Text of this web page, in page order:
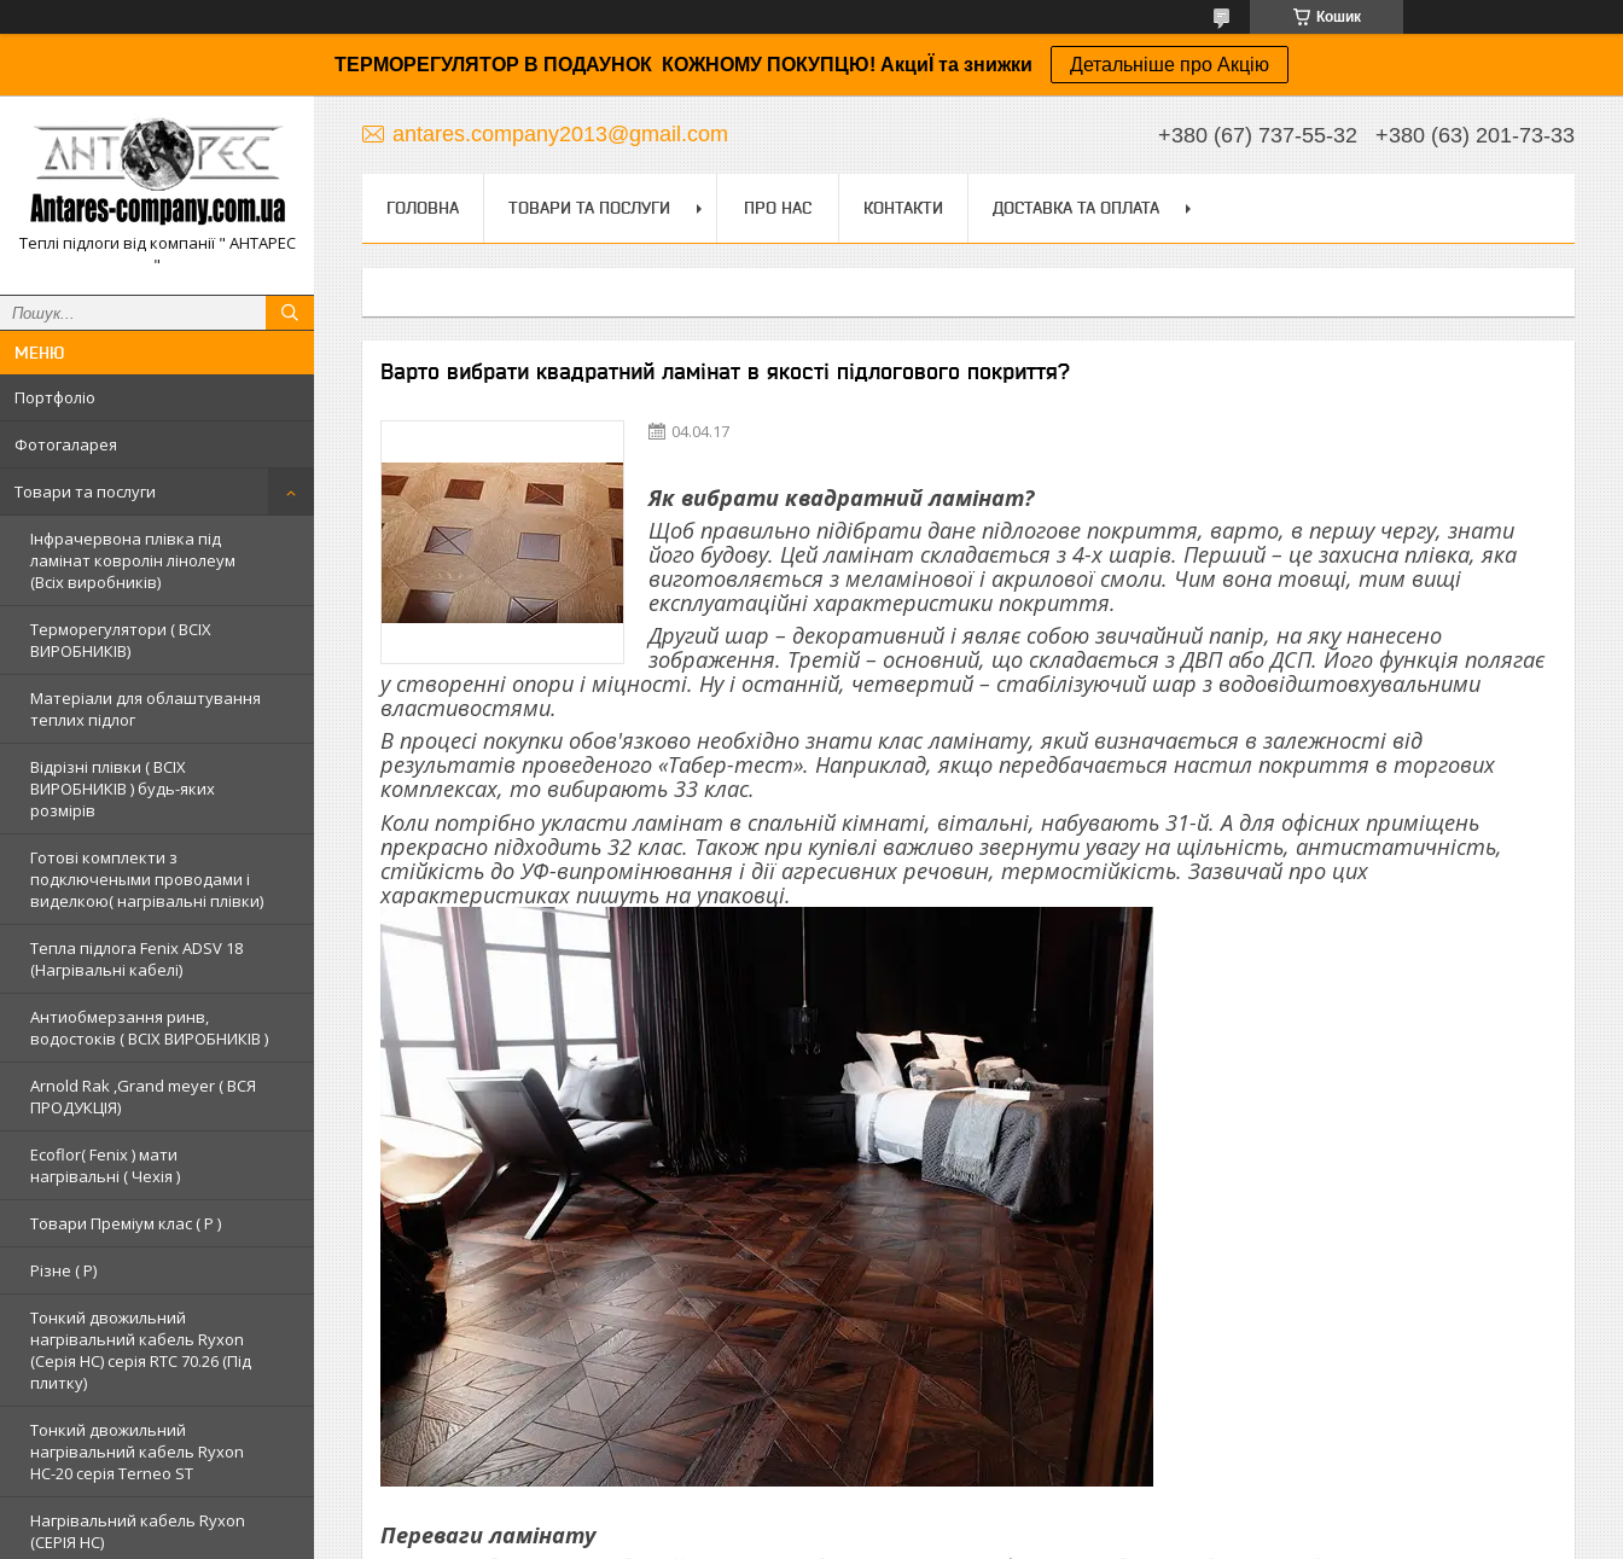
Кошик
ТЕРМОРЕГУЛЯТОР В ПОДАУНОК КОЖНОМУ ПОКУПЦЮ! АкциЇ та знижки Детальніше про Акцію
Теплі підлоги від компанії " АНТАРЕС
"
Портфоліо
Фотогаларея
Товари та послуги
Інфрачервона плівка під
ламінат ковролін лінолеум
(Всіх виробників)
Терморегулятори ( ВСІХ
ВИРОБНИКІВ)
Матеріали для облаштування
теплих підлог
Відрізні плівки ( ВСІХ
ВИРОБНИКІВ ) будь-яких
розмірів
Готові комплекти з
подключеными проводами і
виделкою( нагрівальні плівки)
Тепла підлога Fenix ADSV 18
(Нагрівальні кабелі)
Антиобмерзання ринв,
водостоків ( ВСІХ ВИРОБНИКІВ )
Arnold Rak ,Grand meyer ( ВСЯ
ПРОДУКЦІЯ)
Ecoflor( Fenix ) мати
нагрівальні ( Чехія )
Товари Преміум клас ( Р )
Різне ( Р)
Тонкий двожильний
нагрівальний кабель Ryxon
(Серія НС) серія RTC 70.26 (Під
плитку)
Тонкий двожильний
нагрівальний кабель Ryxon
HC-20 серія Terneo ST
Нагрівальний кабель Ryxon
(СЕРІЯ НС)
antares.company2013@gmail.com +380 (67) 737-55-32 +380 (63) 201-73-33
ГОЛОВНА ТОВАРИ ТА ПОСЛУГИ ПРО НАС КОНТАКТИ ДОСТАВКА ТА ОПЛАТА
Варто вибрати квадратний ламінат в якості підлогового покриття?
04.04.17
Як вибрати квадратний ламінат?
Щоб правильно підібрати дане підлогове покриття, варто, в першу чергу, знати
його будову. Цей ламінат складається з 4-х шарів. Перший – це захисна плівка, яка
виготовляється з меламінової і акрилової смоли. Чим вона товщі, тим вищі
експлуатаційні характеристики покриття.
Другий шар – декоративний і являє собою звичайний папір, на яку нанесено
зображення. Третій – основний, що складається з ДВП або ДСП. Його функція полягає
у створенні опори і міцності. Ну і останній, четвертий – стабілізуючий шар з водовідштовхувальними
властивостями.
В процесі покупки обов'язково необхідно знати клас ламінату, який визначається в залежності від
результатів проведеного «Табер-тест». Наприклад, якщо передбачається настил покриття в торгових
комплексах, то вибирають 33 клас.
Коли потрібно укласти ламінат в спальній кімнаті, вітальні, набувають 31-й. А для офісних приміщень
прекрасно підходить 32 клас. Також при купівлі важливо звернути увагу на щільність, антистатичність,
стійкість до УФ-випромінювання і дії агресивних речовин, термостійкість. Зазвичай про цих
характеристиках пишуть на упаковці.
Переваги ламінату